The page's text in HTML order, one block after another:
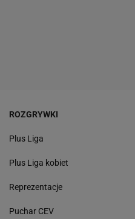
ROZGRYWKI
Plus Liga
Plus Liga kobiet
Reprezentacje
Puchar CEV